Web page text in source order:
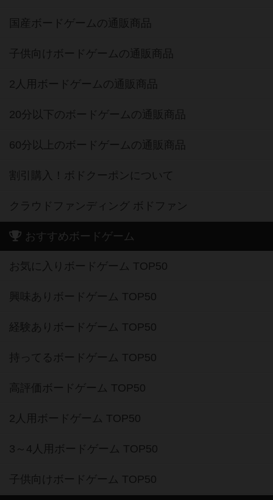
国産ボードゲームの通販商品
子供向けボードゲームの通販商品
2人用ボードゲームの通販商品
20分以下のボードゲームの通販商品
60分以上のボードゲームの通販商品
割引購入！ボドクーポンについて
クラウドファンディング ボドファン
おすすめボードゲーム
お気に入りボードゲーム TOP50
興味ありボードゲーム TOP50
経験ありボードゲーム TOP50
持ってるボードゲーム TOP50
高評価ボードゲーム TOP50
2人用ボードゲーム TOP50
3～4人用ボードゲーム TOP50
子供向けボードゲーム TOP50